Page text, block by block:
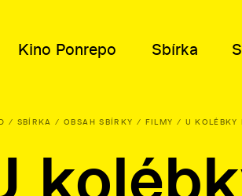
Kino Ponrepo
Program
Sbírka
Tematické výběry
Poslání a historie
SBÍRKA OBSAH SBÍRKY FILMY U KOLÉBKY